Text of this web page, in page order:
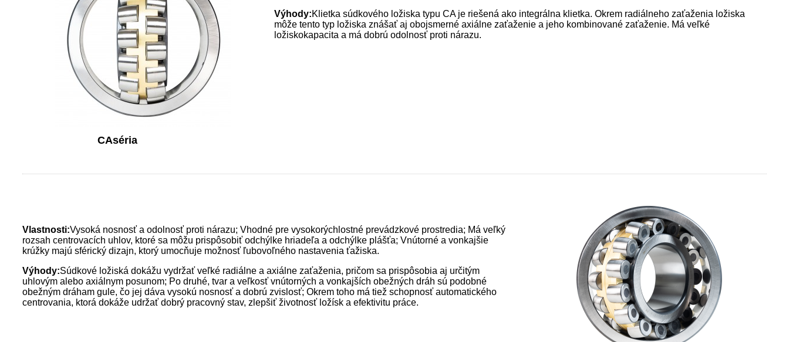
Výhody:Klietka súdkového ložiska typu CA je riešená ako integrálna klietka. Okrem radiálneho zaťaženia ložiska
môže tento typ ložiska znášať aj obojsmerné axiálne zaťaženie a jeho kombinované zaťaženie. Má veľké
ložiskokapacita a má dobrú odolnosť proti nárazu.
CAséria
Vlastnosti:Vysoká nosnosť a odolnosť proti nárazu; Vhodné pre vysokorýchlostné prevádzkové prostredia; Má veľký
rozsah centrovacích uhlov, ktoré sa môžu prispôsobiť odchýlke hriadeľa a odchýlke plášťa; Vnútorné a vonkajšie
krúžky majú sférický dizajn, ktorý umocňuje možnosť ľubovoľného nastavenia ťažiska.
Výhody:Súdkové ložiská dokážu vydržať veľké radiálne a axiálne zaťaženia, pričom sa prispôsobia aj určitým
uhlovým alebo axiálnym posunom; Po druhé, tvar a veľkosť vnútorných a vonkajších obežných dráh sú podobné
obežným dráham gule, čo jej dáva vysokú nosnosť a dobrú zvislosť; Okrem toho má tiež schopnosť automatického
centrovania, ktorá dokáže udržať dobrý pracovný stav, zlepšiť životnosť ložísk a efektivitu práce.